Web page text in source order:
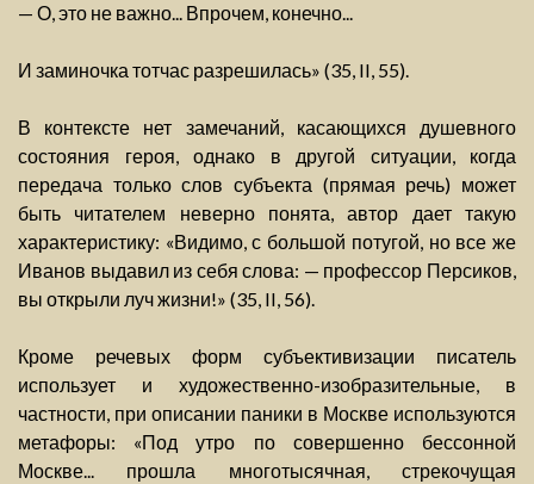
— О, это не важно... Впрочем, конечно...
И заминочка тотчас разрешилась» (35, II, 55).
В контексте нет замечаний, касающихся душевного
состояния героя, однако в другой ситуации, когда
передача только слов субъекта (прямая речь) может
быть читателем неверно понята, автор дает такую
характеристику: «Видимо, с большой потугой, но все же
Иванов выдавил из себя слова: — профессор Персиков,
вы открыли луч жизни!» (35, II, 56).
Кроме речевых форм субъективизации писатель
использует и художественно-изобразительные, в
частности, при описании паники в Москве используются
метафоры: «Под утро по совершенно бессонной
Москве... прошла многотысячная, стрекочущая